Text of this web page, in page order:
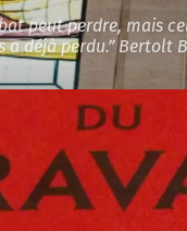
peut perdre, mais
a déjà perdu.” Bertolt